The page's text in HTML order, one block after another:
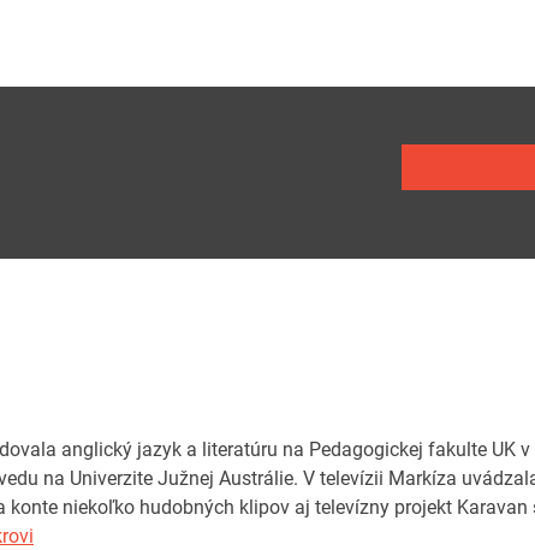
anglický jazyk a literatúru na Pedagogickej fakulte UK
na Univerzite Južnej Austrálie. V televízii Markíza
konte niekoľko hudobných klipov aj televízny projekt